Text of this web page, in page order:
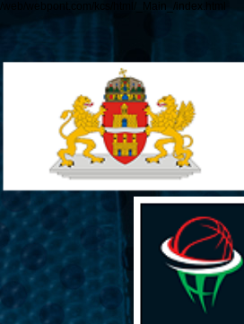
/web/webpont.com/kcs/html/_Main_/index.html